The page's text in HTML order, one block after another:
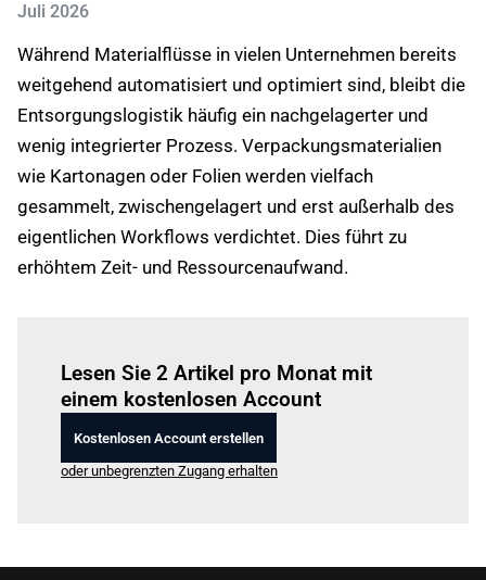
Juli 2026
Während Materialflüsse in vielen Unternehmen bereits
weitgehend automatisiert und optimiert sind, bleibt die
Entsorgungslogistik häufig ein nachgelagerter und
wenig integrierter Prozess. Verpackungsmaterialien
wie Kartonagen oder Folien werden vielfach
gesammelt, zwischengelagert und erst außerhalb des
eigentlichen Workflows verdichtet. Dies führt zu
erhöhtem Zeit- und Ressourcenaufwand.
Lesen Sie 2 Artikel pro Monat mit
einem kostenlosen Account
Kostenlosen Account erstellen
oder unbegrenzten Zugang erhalten